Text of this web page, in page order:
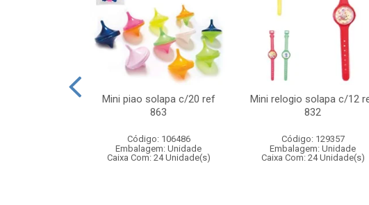
Mini piao solapa c/20 ref
863
Código: 106486
Embalagem: Unidade
Caixa Com: 24 Unidade(s)
Mini relogio solapa c/12
832
Código: 129357
Embalagem: Unidade
Caixa Com: 24 Unidade(s)